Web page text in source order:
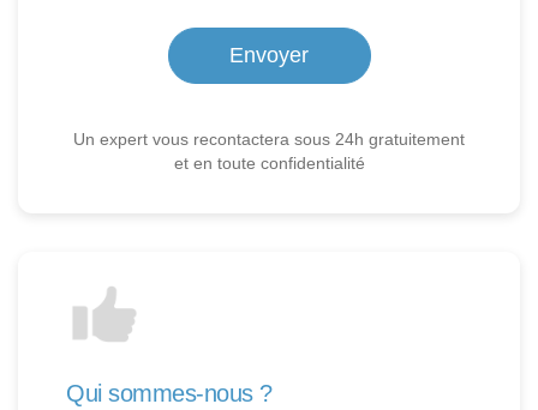
Un expert vous recontactera sous 24h gratuitement
et en toute confidentialité
Qui sommes-nous ?